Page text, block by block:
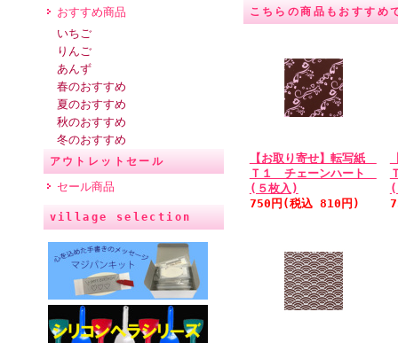
おすすめ商品
いちご
りんご
あんず
春のおすすめ
夏のおすすめ
秋のおすすめ
冬のおすすめ
アウトレットセール
セール商品
village selection
こちらの商品もおすすめ
【お取り寄せ】転写紙
Ｔ１ チェーンハート
(５枚入)
750円(税込 810円)
(